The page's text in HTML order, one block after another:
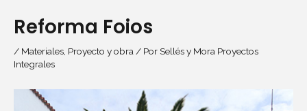
Reforma Foios
/ Materiales Proyecto y obra / PorSellés y Mora Proyectos
Integrales